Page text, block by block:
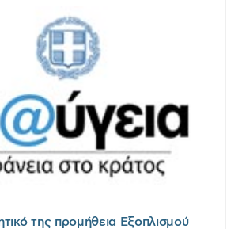
της προμήθεια Εξοπλισμού